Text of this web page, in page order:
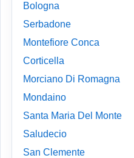
Bologna
Serbadone
Montefiore Conca
Corticella
Morciano Di Romagna
Mondaino
Santa Maria Del Monte
Saludecio
San Clemente